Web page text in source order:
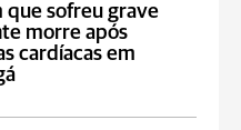
que sofreu grave
morre após
cardíacas em